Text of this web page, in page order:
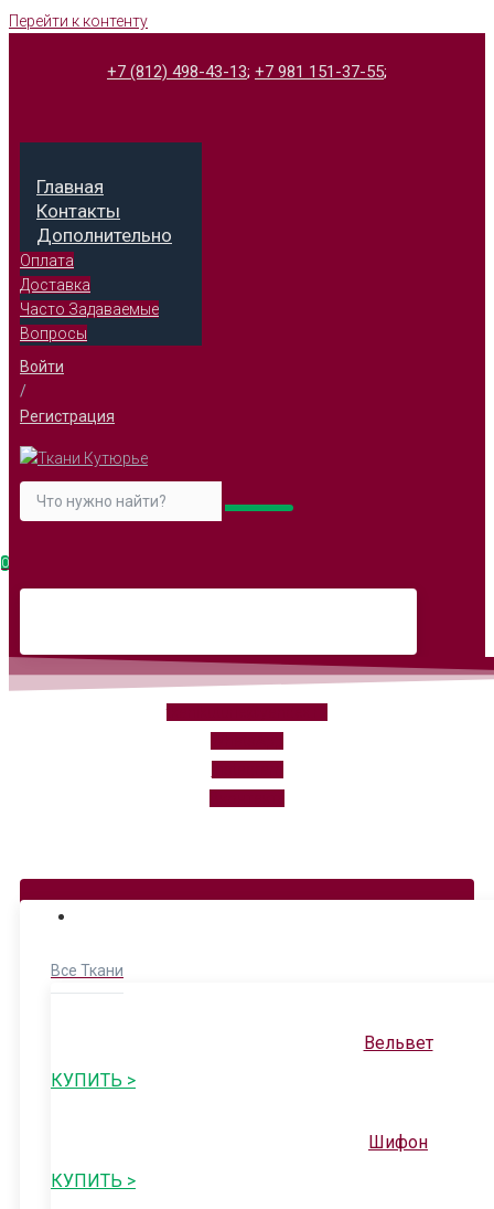
Перейти к контенту
+7 (812) 498-43-13; +7 981 151-37-55;
Главная
Контакты
Дополнительно
Оплата
Доставка
Часто Задаваемые
Вопросы
Войти
/
Регистрация
0
Все Ткани
Вельвет
КУПИТЬ >
Шифон
КУПИТЬ >